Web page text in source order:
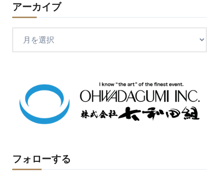
アーカイブ
フォローする